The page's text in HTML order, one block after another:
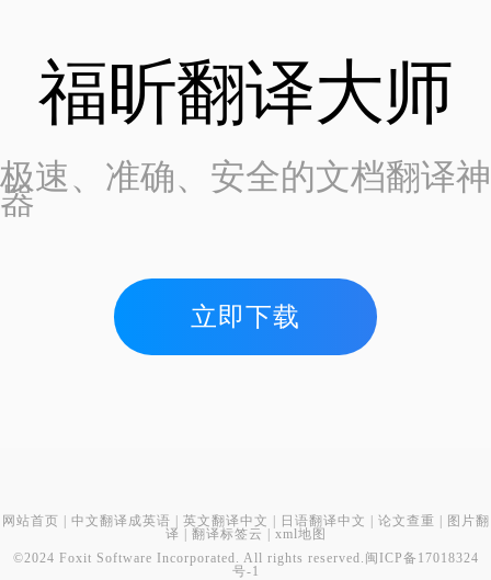
福昕翻译大师
极速、准确、安全的文档翻译神
器
立即下载
网站首页 中文翻译成英语 英文翻译中文 日语翻译中文 论文查重
图片翻
译
翻译标签云
xml地图
©2024 Foxit Software Incorporated. All rights reserved. 闽ICP备17018324
号-1